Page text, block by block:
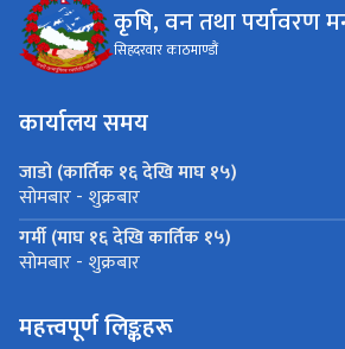
कृषि, वन तथा पर्यावरण
सिहदरवार काठमाण्डौं
कार्यालय समय
जाडो (कार्तिक १६ देखि माघ १५)
सोमबार - शुक्रबार
गर्मी (माघ १६ देखि कार्तिक १५)
सोमबार - शुक्रबार
महत्त्वपूर्ण लिङ्कहरू